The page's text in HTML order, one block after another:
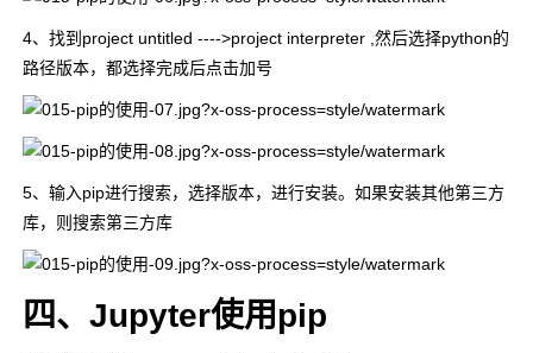
4、找到project untitled ---->project interpreter ,然后选择python的
路径版本，都选择完成后点击加号
5、输入pip进行搜索，选择版本，进行安装。如果安装其他第三方
库，则搜索第三方库
四、Jupyter使用pip